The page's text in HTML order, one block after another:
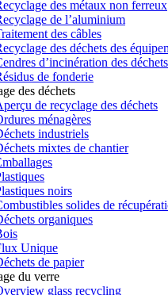
des métaux non ferreux
de l’aluminium
des câbles
des déchets des
d’incinération des déchets
de fonderie
des déchets
de recyclage des déchets
ménagères
industriels
mixtes de chantier
noirs
solides de
organiques
Unique
de papier
du verre
glass recycling